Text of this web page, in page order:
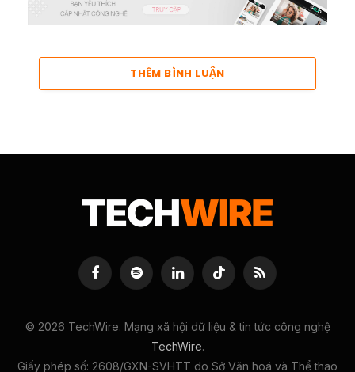
THÊM BÌNH LUẬN
FacebookSpotify LinkedInTikTok RSS
© 2026 TechWire. Mạng xã hội dữ liệu & tin tức công nghệ
TechWire.
Giấy phép số: 2608/GXN-SVHTT do Sở Văn hoá và Thể thao